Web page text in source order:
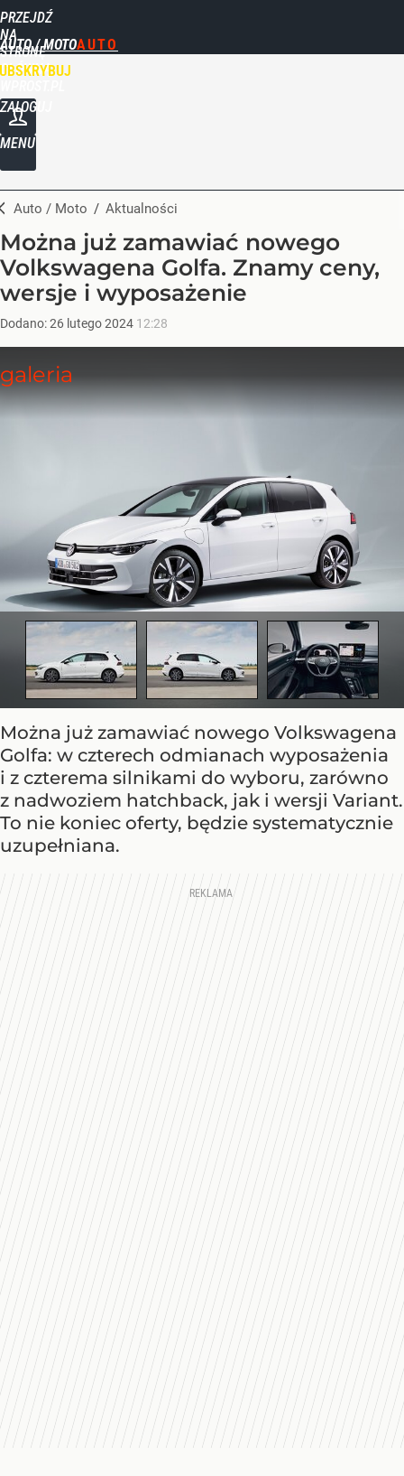
PRZEJDŹ
NA
STRONĘ
GŁÓWNĄ
AUTO / MOTO
ZALOGUJ
MENU
Auto / Moto / Aktualności
Można już zamawiać nowego
Volkswagena Golfa. Znamy ceny,
wersje i wyposażenie
Dodano:26 lutego2024 12:28
Można już zamawiać nowego Volkswagena
Golfa: w czterech odmianach wyposażenia
i z czterema silnikami do wyboru, zarówno
z nadwoziem hatchback, jak i wersji Variant.
To nie koniec oferty, będzie systematycznie
uzupełniana.